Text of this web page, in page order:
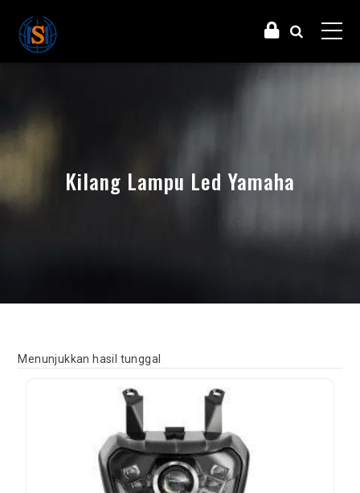
Kilang Lampu Led Yamaha
Menunjukkan hasil tunggal